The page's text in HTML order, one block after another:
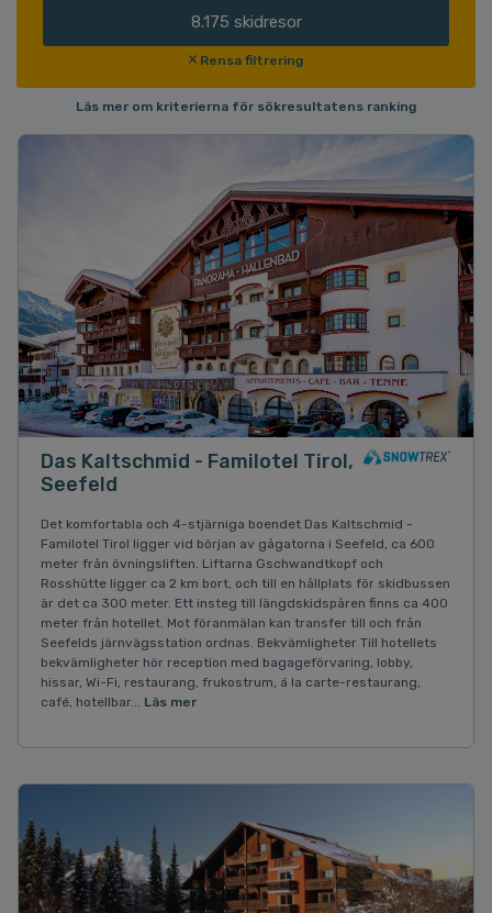
8.175 skidresor
Rensa filtrering
Läs mer om kriterierna för sökresultatens ranking
Das Kaltschmid - Familotel Tirol,
Seefeld
Det komfortabla och 4-stjärniga boendet Das Kaltschmid -
Familotel Tirol ligger vid början av gågatorna i Seefeld, ca 600
meter från övningsliften. Liftarna Gschwandtkopf och
Rosshütte ligger ca 2 km bort, och till en hållplats för skidbussen
är det ca 300 meter. Ett insteg till längdskidspåren finns ca 400
meter från hotellet. Mot föranmälan kan transfer till och från
Seefelds järnvägsstation ordnas. Bekvämligheter Till hotellets
bekvämligheter hör reception med bagageförvaring, lobby,
hissar, Wi-Fi, restaurang, frukostrum, á la carte-restaurang,
café, hotellbar... Läs mer